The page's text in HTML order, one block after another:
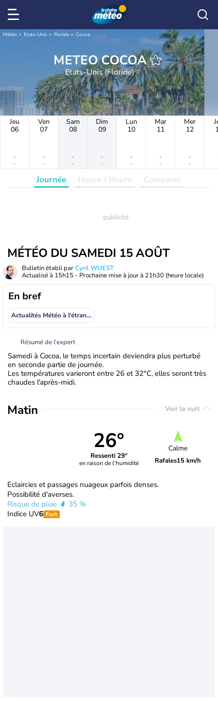
Météo Etats-Unis Floride Cocoa
METEO COCOA
Etats-Unis (Floride)
Jeu
06
-
-
Ven
07
-
-
Sam
08
-
-
Dim
09
-
-
Lun
10
-
-
Mar
11
-
-
Mer
12
-
-
Journée Heure / Heure Comparer
MÉTÉO DU SAMEDI 15 AOÛT
Bulletin établi parCyril WUEST
Actualisé à 15h15 - Prochaine mise à jour à 21h30 (heure locale)
En bref
Actualités Météo à l'étranger
Résumé de l’expert
Samedi à Cocoa, le temps incertain deviendra plus perturbé
en seconde partie de journée.
Les températures varieront entre 26 et 32°C, elles seront très
chaudes l'après-midi.
Matin Voir la nuit
26°
Ressenti 29°
en raison de l'humidité
Calme
Rafales15 km/h
Eclaircies et passages nuageux parfois denses.
Possibilité d'averses.
Risque de pluie
35 %
Indice UV6 Fort